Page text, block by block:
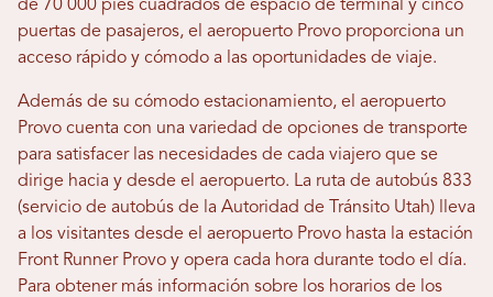
de 70 000 pies cuadrados de espacio de terminal y cinco
puertas de pasajeros, el aeropuerto Provo proporciona un
acceso rápido y cómodo a las oportunidades de viaje.
Además de su cómodo estacionamiento, el aeropuerto
Provo cuenta con una variedad de opciones de transporte
para satisfacer las necesidades de cada viajero que se
dirige hacia y desde el aeropuerto. La ruta de autobús 833
(servicio de autobús de la Autoridad de Tránsito Utah) lleva
a los visitantes desde el aeropuerto Provo hasta la estación
Front Runner Provo y opera cada hora durante todo el día.
Para obtener más información sobre los horarios de los